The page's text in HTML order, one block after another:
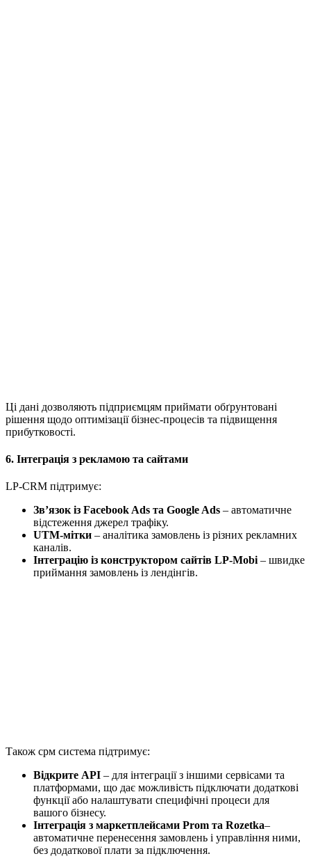
Ці дані дозволяють підприємцям приймати обґрунтовані
рішення щодо оптимізації бізнес-процесів та підвищення
прибутковості.
6. Інтеграція з рекламою та сайтами
LP-CRM підтримує:
Зв’язок із Facebook Ads та Google Ads – автоматичне
відстеження джерел трафіку.
UTM-мітки – аналітика замовлень із різних рекламних
каналів.
Інтеграцію із конструктором сайтів LP-Mobi – швидке
приймання замовлень із лендінгів.
Також срм система підтримує:
Відкрите API – для інтеграції з іншими сервісами та
платформами, що дає можливість підключати додаткові
функції або налаштувати специфічні процеси для
вашого бізнесу.
Інтеграція з маркетплейсами Prom та Rozetka–
автоматичне перенесення замовлень і управління ними,
без додаткової плати за підключення.